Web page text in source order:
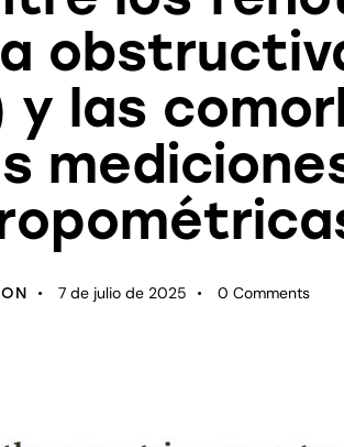
y las
7 de julio de 2025 0 Comments